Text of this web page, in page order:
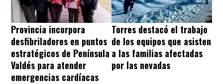
Provincia incorpora
desfibriladores en puntos
estratégicos de Península
Valdés para atender
emergencias cardíacas
Torres destacó el trabajo
de los equipos que asisten
a las familias afectadas
por las nevadas